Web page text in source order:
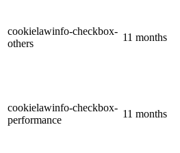
cookielawinfo-checkbox-
others
11 months
cookielawinfo-checkbox-
performance
11 months